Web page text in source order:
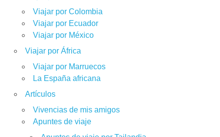
Viajar por Colombia
Viajar por Ecuador
Viajar por México
Viajar por África
Viajar por Marruecos
La España africana
Artículos
Vivencias de mis amigos
Apuntes de viaje